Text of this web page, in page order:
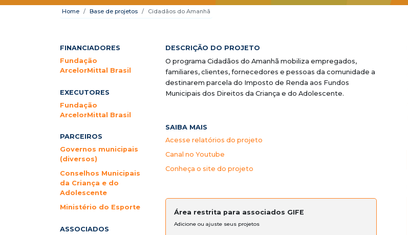
Home Base de projetos Cidadãos do Amanhã
FINANCIADORES
Fundação
ArcelorMittal Brasil
EXECUTORES
Fundação
ArcelorMittal Brasil
PARCEIROS
Governos municipais
(diversos)
Conselhos Municipais
da Criança e do
Adolescente
Ministério do Esporte
ASSOCIADOS
DESCRIÇÃO DO PROJETO
O programa Cidadãos do Amanhã mobiliza empregados,
familiares, clientes, fornecedores e pessoas da comunidade a
destinarem parcela do Imposto de Renda aos Fundos
Municipais dos Direitos da Criança e do Adolescente.
SAIBA MAIS
Acesse relatórios do projeto
Canal no Youtube
Conheça o site do projeto
Área restrita para associados GIFE
Adicione ou ajuste seus projetos